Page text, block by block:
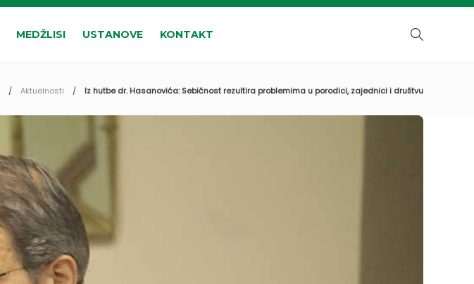
MEDŽLISI USTANOVE KONTAKT
Aktuelnosti Iz hutbe dr. Hasanovića: Sebičnost rezultira problemima u porodici, zajednici i društvu